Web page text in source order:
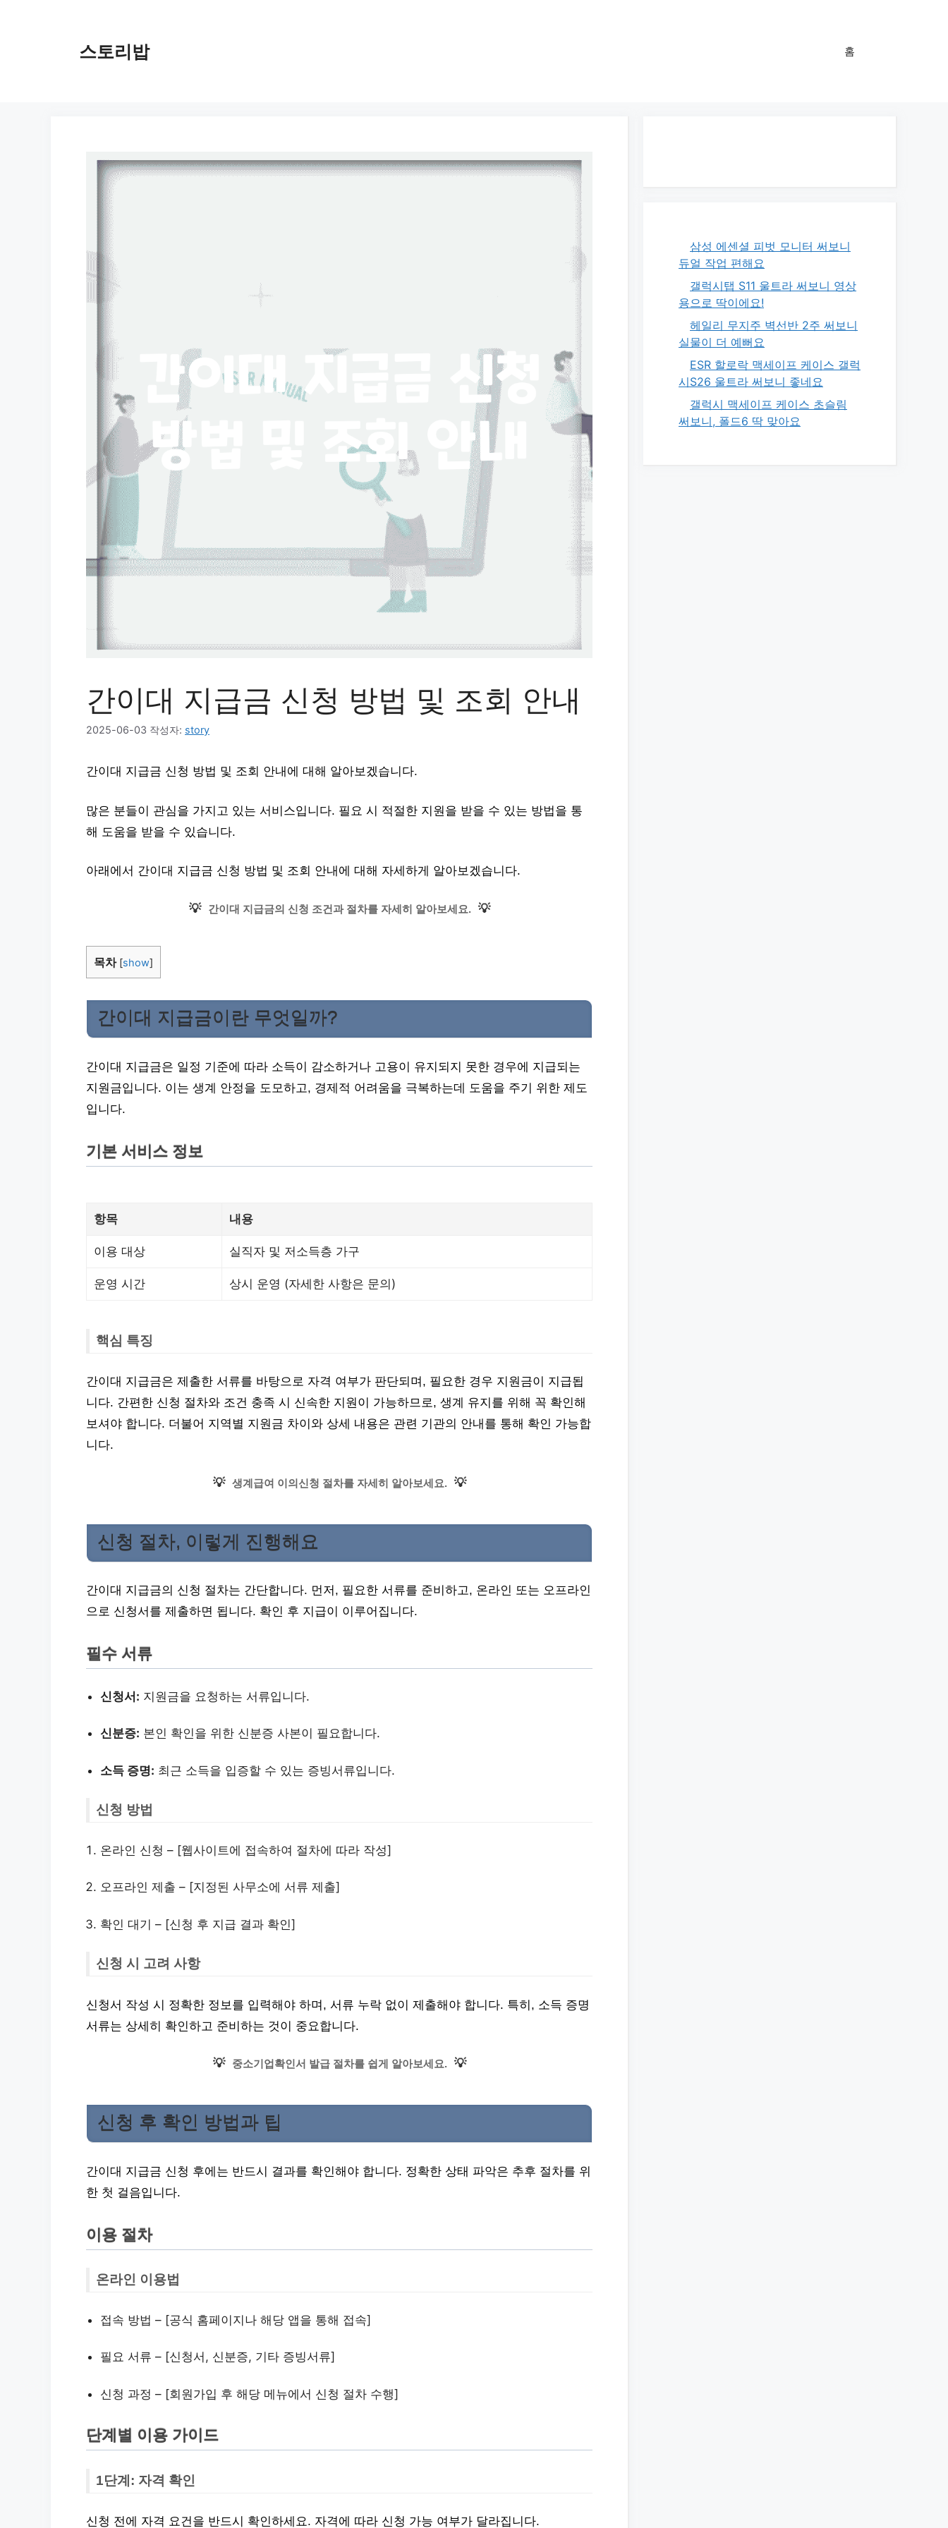
스토리밥 홈
간이대 지급금 신청 방법 및 조회 안내
2025-06-03 작성자: story
간이대 지급금 신청 방법 및 조회 안내에 대해 알아보겠습니다.
많은 분들이 관심을 가지고 있는 서비스입니다. 필요 시 적절한 지원을 받을 수 있는 방법을 통
해 도움을 받을 수 있습니다.
아래에서 간이대 지급금 신청 방법 및 조회 안내에 대해 자세하게 알아보겠습니다.
💡 간이대 지급금의 신청 조건과 절차를 자세히 알아보세요. 💡
목차 [show]
간이대 지급금이란 무엇일까?
간이대 지급금은 일정 기준에 따라 소득이 감소하거나 고용이 유지되지 못한 경우에 지급되는
지원금입니다. 이는 생계 안정을 도모하고, 경제적 어려움을 극복하는데 도움을 주기 위한 제도
입니다.
기본 서비스 정보
항목 내용
이용 대상 실직자 및 저소득층 가구
운영 시간 상시 운영 (자세한 사항은 문의)
핵심 특징
간이대 지급금은 제출한 서류를 바탕으로 자격 여부가 판단되며, 필요한 경우 지원금이 지급됩
니다. 간편한 신청 절차와 조건 충족 시 신속한 지원이 가능하므로, 생계 유지를 위해 꼭 확인해
보셔야 합니다. 더불어 지역별 지원금 차이와 상세 내용은 관련 기관의 안내를 통해 확인 가능합
니다.
💡 생계급여 이의신청 절차를 자세히 알아보세요. 💡
신청 절차, 이렇게 진행해요
간이대 지급금의 신청 절차는 간단합니다. 먼저, 필요한 서류를 준비하고, 온라인 또는 오프라인
으로 신청서를 제출하면 됩니다. 확인 후 지급이 이루어집니다.
필수 서류
신청서: 지원금을 요청하는 서류입니다.
신분증: 본인 확인을 위한 신분증 사본이 필요합니다.
소득 증명: 최근 소득을 입증할 수 있는 증빙서류입니다.
신청 방법
온라인 신청 – [웹사이트에 접속하여 절차에 따라 작성]
오프라인 제출 – [지정된 사무소에 서류 제출]
확인 대기 – [신청 후 지급 결과 확인]
신청 시 고려 사항
신청서 작성 시 정확한 정보를 입력해야 하며, 서류 누락 없이 제출해야 합니다. 특히, 소득 증명
서류는 상세히 확인하고 준비하는 것이 중요합니다.
💡 중소기업확인서 발급 절차를 쉽게 알아보세요. 💡
신청 후 확인 방법과 팁
간이대 지급금 신청 후에는 반드시 결과를 확인해야 합니다. 정확한 상태 파악은 추후 절차를 위
한 첫 걸음입니다.
이용 절차
온라인 이용법
접속 방법 – [공식 홈페이지나 해당 앱을 통해 접속]
필요 서류 – [신청서, 신분증, 기타 증빙서류]
신청 과정 – [회원가입 후 해당 메뉴에서 신청 절차 수행]
단계별 이용 가이드
1단계: 자격 확인
신청 전에 자격 요건을 반드시 확인하세요. 자격에 따라 신청 가능 여부가 달라집니다.
삼성 에센셜 피벗 모니터 써보니
듀얼 작업 편해요
갤럭시탭 S11 울트라 써보니 영상
용으로 딱이에요!
헤일리 무지주 벽선반 2주 써보니
실물이 더 예뻐요
ESR 할로락 맥세이프 케이스 갤럭
시S26 울트라 써보니 좋네요
갤럭시 맥세이프 케이스 초슬림
써보니, 폴드6 딱 맞아요